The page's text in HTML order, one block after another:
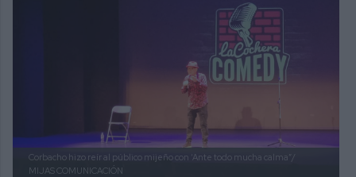
Corbacho hizo reír al público mijeño con ‘Ante todo mucha calma”/
MIJAS COMUNICACIÓN